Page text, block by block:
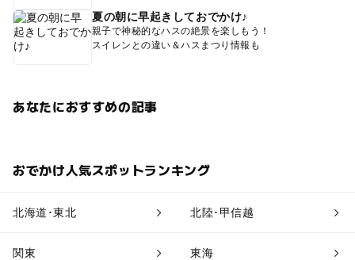
夏の朝に早起きしておでかけ♪
親子で神秘的なハスの絶景を楽しもう！
スイレンとの違い＆ハスまつり情報も
あなたにおすすめの記事
おでかけ人気スポットランキング
北海道･東北 北陸･甲信越
関東 東海